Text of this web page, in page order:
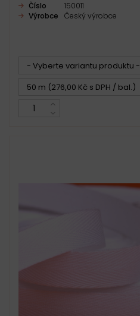
Číslo
150011
Výrobce
Český výrobce
- Vyberte variantu produktu -
50 m (276,00 Kč s DPH / bal.)